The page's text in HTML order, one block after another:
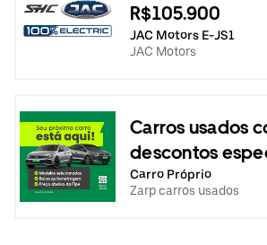
R$105.900
JAC Motors E-JS1
JAC Motors
Carros usados
descontos
Carro Próprio
Zarp carros usados